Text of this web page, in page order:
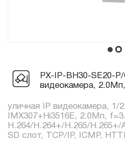
PX-IP-BH30-SE20-
видеокамера,
уличная IP видеокамера, 1/
IMX307+Hi3516E, 2.0Мп,
H.264/H.264+/H.265/H.265+/
SD слот, TCP/IP, ICMP,